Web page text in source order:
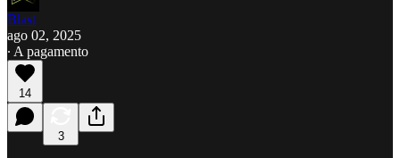
Blast
ago 02, 2025
∙ A pagamento
14
3